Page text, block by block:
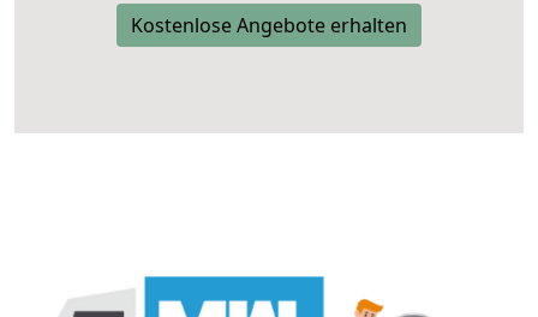
Kostenlose Angebote erhalten